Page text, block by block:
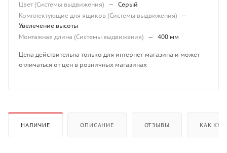
Цвет (Системы выдвижения)
— Серый
Комплектующие для ящиков (Системы выдвижения)
—
Увелечение высоты
Монтажная длина (Системы выдвижения)
— 400 мм
Цена действительна только для интернет-магазина и может
отличаться от цен в розничных магазинах
НАЛИЧИЕ ОПИСАНИЕ ОТЗЫВЫ КАК